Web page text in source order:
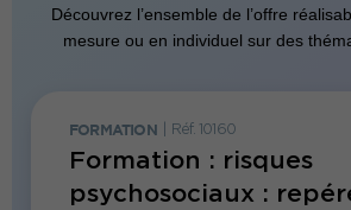
Découvrez l’ensemble de l’offre
mesure ou en individuel sur des
FORMATION Réf. 10160
Formation : risques
psychosociaux :